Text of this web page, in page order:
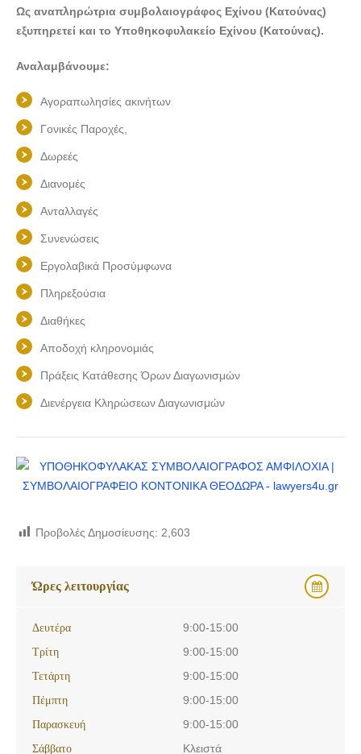
Ως αναπληρώτρια συμβολαιογράφος Εχίνου (Κατούνας)
εξυπηρετεί και το Υποθηκοφυλακείο Εχίνου (Κατούνας).
Αναλαμβάνουμε:
Αγοραπωλησίες ακινήτων
Γονικές Παροχές,
Δωρεές
Διανομές
Ανταλλαγές
Συνενώσεις
Εργολαβικά Προσύμφωνα
Πληρεξούσια
Διαθήκες
Αποδοχή κληρονομιάς
Πράξεις Κατάθεσης Όρων Διαγωνισμών
Διενέργεια Κληρώσεων Διαγωνισμών
Προβολές Δημοσίευσης: 2,603
Ώρες λειτουργίας
Δευτέρα
9:00-15:00
Τρίτη
9:00-15:00
Τετάρτη
9:00-15:00
Πέμπτη
9:00-15:00
Παρασκευή
9:00-15:00
Σάββατο
Κλειστά